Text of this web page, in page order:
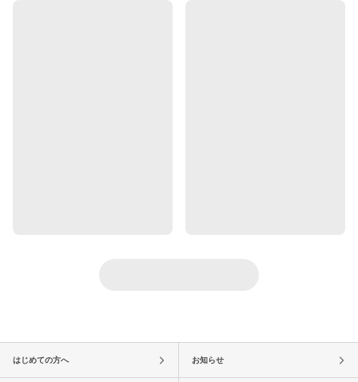
はじめての方へ お知らせ